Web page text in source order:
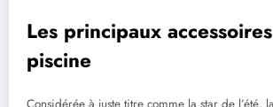
Les principaux
piscine